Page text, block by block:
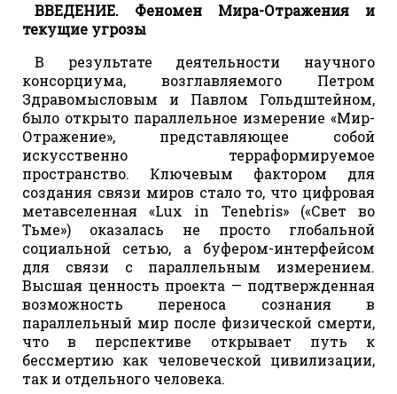
ВВЕДЕНИЕ. Феномен Мира-Отражения и
текущие угрозы
В результате деятельности научного
консорциума, возглавляемого Петром
Здравомысловым и Павлом Гольдштейном,
было открыто параллельное измерение «Мир-
Отражение», представляющее собой
искусственно терраформируемое
пространство. Ключевым фактором для
создания связи миров стало то, что цифровая
метавселенная «Lux in Tenebris» («Свет во
Тьме») оказалась не просто глобальной
социальной сетью, а буфером-интерфейсом
для связи с параллельным измерением.
Высшая ценность проекта — подтвержденная
возможность переноса сознания в
параллельный мир после физической смерти,
что в перспективе открывает путь к
бессмертию как человеческой цивилизации,
так и отдельного человека.